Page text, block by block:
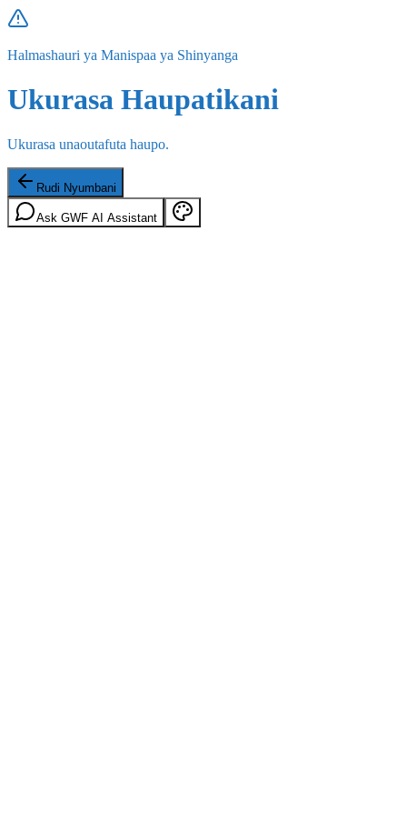
Halmashauri ya Manispaa ya Shinyanga
Ukurasa Haupatikani
Ukurasa unaoutafuta haupo.
Rudi Nyumbani
Ask GWF AI Assistant